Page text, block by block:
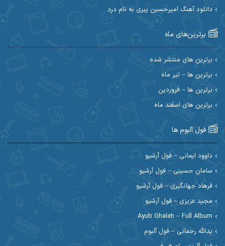
احسان آیینفر احسان اصغری
احسان امیدوار
احسان حیدری احسان دریادل
احسان رمضانی احسان علیانی
احسان کریمی احسان کمری
احسان مرادیان احمد اسلامی
احمد بیرانوند
احمد صحراییان
احمد نازدار احمد نوریان
احمدرضا امرایی
دانلود آهنگ امیرحسین پیری به نام درد
برترین‌های ماه
برترین های منتشر شده
برترین ها – تیر ماه
برترین ها – فروردین
برترین های اسفند ماه
فول آلبوم ها
داوود ایمانی – فول آرشیو
سامان حسینی – فول آرشیو
فرهاد جهانگیری – فول آرشیو
مجید عزیزی – فول آرشیو
Ayub Ghaleh – Full Album
یدالله رحمانی – فول آلبوم